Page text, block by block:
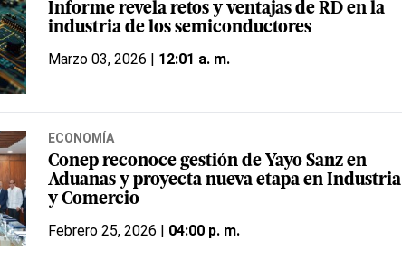
Informe revela retos y ventajas de RD en la
industria de los semiconductores
Marzo 03, 2026 | 12:01 a. m.
ECONOMÍA
Conep reconoce gestión de Yayo Sanz en
Aduanas y proyecta nueva etapa en Industria
y Comercio
Febrero 25, 2026 | 04:00 p. m.